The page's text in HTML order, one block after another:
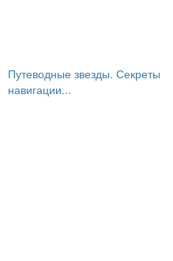
Путеводные звезды. Секреты
навигации...